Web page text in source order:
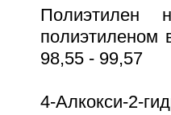
Полиэтилен
полиэтиленом
98,55 - 99,57
4-Алкокси-2-